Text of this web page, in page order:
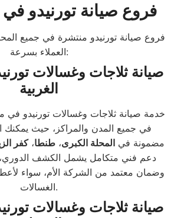
فروع صيانة تورنيدو
فروع صيانة تورنيدو منتشرة في جميع
العملاء بسرعة:
صيانة ثلاجات وغسالات
الغربية
خدمة صيانة ثلاجات وغسالات تورنيدو في
في جميع المدن والمراكز، حيث
مضمونة فيالمحلة الكبرى،طنطا،كفر
دعم فني متكامل يشمل الكشف الدوري،
وضمان معتمد من الشركة الأم، سواء
الغسالات.
صيانة ثلاجات وغسالات